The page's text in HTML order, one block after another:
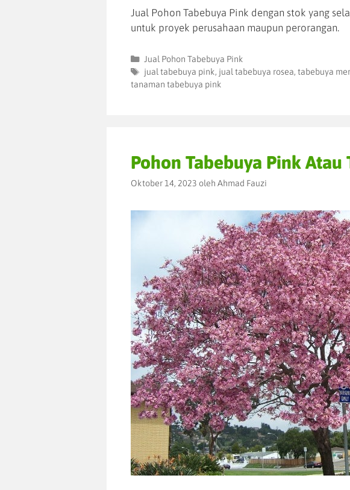
Jual Pohon Tabebuya Pink dengan stok yang
untuk proyek perusahaan maupun perorangan.
Jual Pohon Tabebuya Pink
jual tabebuya pink, jual tabebuya rosea, tabebuya
tanaman tabebuya pink
Pohon Tabebuya Pink Atau
Oktober 14, 2023 oleh Ahmad Fauzi